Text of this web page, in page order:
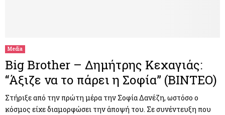
Media
Big Brother – Δημήτρης Κεχαγιάς:
“Άξιζε να το πάρει η Σοφία” (ΒΙΝΤΕΟ)
Στήριξε από την πρώτη μέρα την Σοφία Δανέζη, ωστόσο ο
κόσμος είχε διαμορφώσει την άποψή του. Σε συνέντευξη που